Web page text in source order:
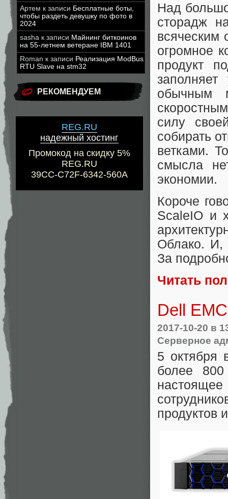
Артем к записи Бесплатные боты,
чтобы раздеть девушку по фото в
2024
sasha к записи Майнинг биткоинов
на 55-летнем ветеране IBM 1401
Roman к записи Реализация ModBus
RTU Slave на stm32
РЕКОМЕНДУЕМ
REG.RU
надежный хостинг
Промокод на скидку 5%
REG.RU
39CC-C72F-6342-560A
Над
сторадж
всяческим
огромное
продукт
обычным
силу
собирать
ветками.
смысла
экономии.
Короче
ScaleIO и
Облако. И,
За
Читать
Dell
2017-10-20 в
Серверное
5 октября
более 800
продуктов